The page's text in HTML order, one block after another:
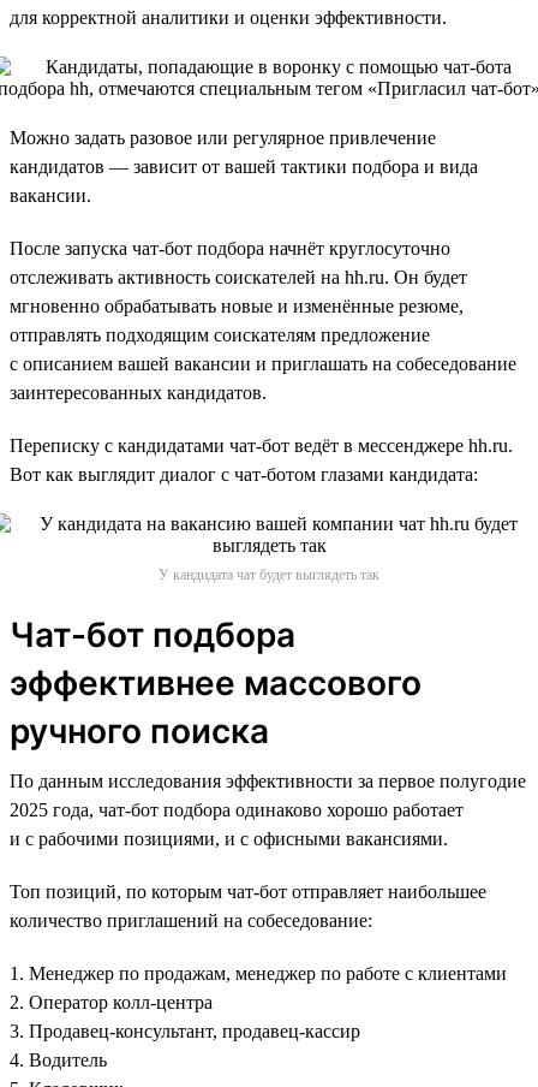
для корректной аналитики и оценки эффективности.
Можно задать разовое или регулярное привлечение
кандидатов — зависит от вашей тактики подбора и вида
вакансии.
После запуска чат-бот подбора начнёт круглосуточно
отслеживать активность соискателей на hh.ru. Он будет
мгновенно обрабатывать новые и изменённые резюме,
отправлять подходящим соискателям предложение
с описанием вашей вакансии и приглашать на собеседование
заинтересованных кандидатов.
Переписку с кандидатами чат-бот ведёт в мессенджере hh.ru.
Вот как выглядит диалог с чат-ботом глазами кандидата:
У кандидата чат будет выглядеть так
Чат-бот подбора
эффективнее массового
ручного поиска
По данным исследования эффективности за первое полугодие
2025 года, чат-бот подбора одинаково хорошо работает
и с рабочими позициями, и с офисными вакансиями.
Топ позиций, по которым чат-бот отправляет наибольшее
количество приглашений на собеседование:
1. Менеджер по продажам, менеджер по работе с клиентами
2. Оператор колл-центра
3. Продавец-консультант, продавец-кассир
4. Водитель